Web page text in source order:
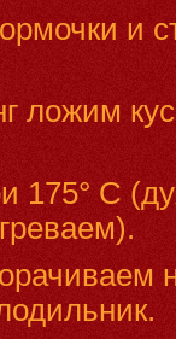
и
ложим
175° С